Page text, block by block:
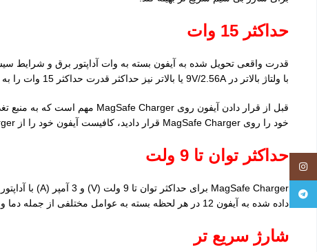
حداکثر 15 وات
با ولتاژ بالاتر در 9V/2.56A یا بالاتر نیز حداکثر قدرت حداکثر 15 وات را به آیفون 12 تحویل می دهند.
خود را روی MagSafe Charger قرار دادید، کافیست آیفون خود را از MagSafe Charger خارج کنید، سه ثانیه صبر کرده و سپس دوباره روشن کنید تا حداکثر تحویل برق از سر گرفته شود.
حداکثر توان تا 9 ولت
داده شده به آیفون 12 در هر لحظه بسته به عوامل مختلفی از جمله دما و فعالیت سیستم متفاوت خواهد بود.
شارژ سریع تر
Instagram
Telegram